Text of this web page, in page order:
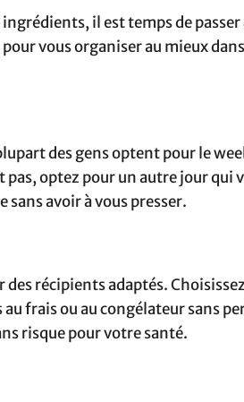
il est temps de passer
vous organiser au mieux
des gens optent pour le
optez pour un autre jour qui
avoir à vous presser.
des récipients adaptés.
frais ou au congélateur sans
risque pour votre santé.